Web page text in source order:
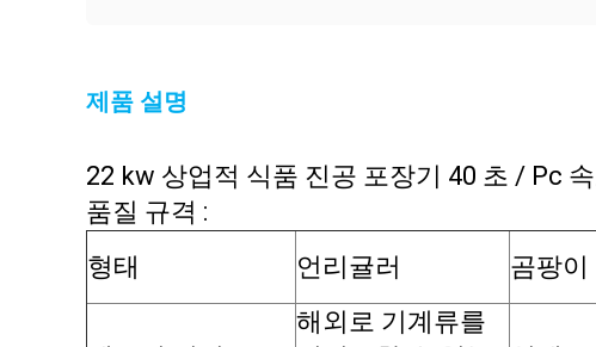
제품 설명
22 kw 상업적 식품 진공 포장기 40 초 / Pc
품질 규격 :
형태
언리귤러 곰팡이
해외로 기계류를